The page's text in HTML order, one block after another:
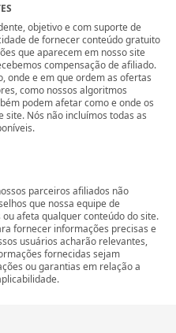
objetivo e com suporte de
de fornecer conteúdo gratuito
que aparecem em nosso site
compensação de afiliado.
onde e em que ordem as ofertas
como nossos algoritmos
podem afetar como e onde os
Nós não incluímos todas as
parceiros afiliados não
que nossa equipe de
afeta qualquer conteúdo do site.
fornecer informações precisas e
usuários acharão relevantes,
fornecidas sejam
ou garantias em relação a